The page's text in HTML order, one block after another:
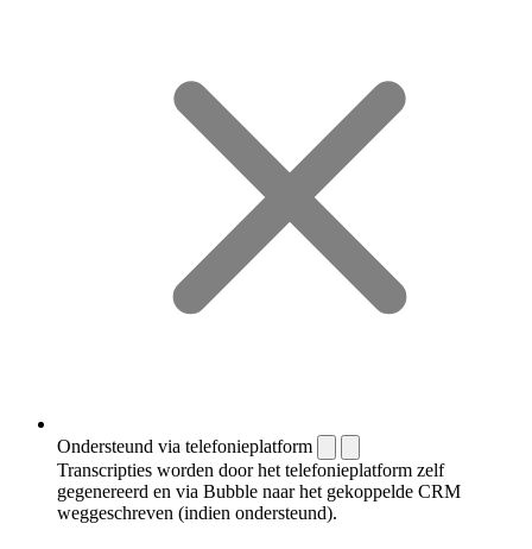
Ondersteund via telefonieplatform
Transcripties worden door het telefonieplatform zelf
gegenereerd en via Bubble naar het gekoppelde CRM
weggeschreven (indien ondersteund).